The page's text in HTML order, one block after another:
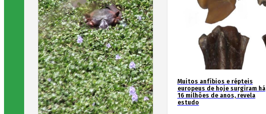
Muitos anfíbios e répteis
europeus de hoje surgiram há
16 milhões de anos, revela
estudo